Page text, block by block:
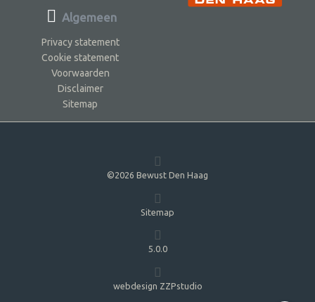
Algemeen
Privacy statement
Cookie statement
Voorwaarden
Disclaimer
Sitemap
©2026 Bewust Den Haag
Sitemap
5.0.0
webdesign ZZPstudio